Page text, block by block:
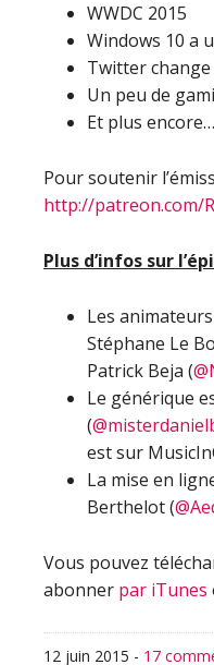
WWDC 2015
Windows 10 a
Twitter change
Un peu de
Et plus encore…
Pour soutenir
http://patreon.com/
Plus d’infos sur
Les
Stéphane Le
Patrick Beja (
Le générique
(
est sur
La mise en
Berthelot (
Vous pouvez
abonner par iTunes
12 juin 2015 - 17